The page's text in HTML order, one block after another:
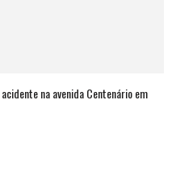
na avenida Centenário em